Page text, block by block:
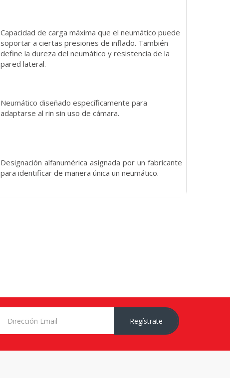
Capacidad de carga máxima que el neumático puede
soportar a ciertas presiones de inflado. También
define la dureza del neumático y resistencia de la
pared lateral.
Neumático diseñado específicamente para
adaptarse al rin sin uso de cámara.
Designación alfanumérica asignada por un fabricante
para identificar de manera única un neumático.
Regístrate